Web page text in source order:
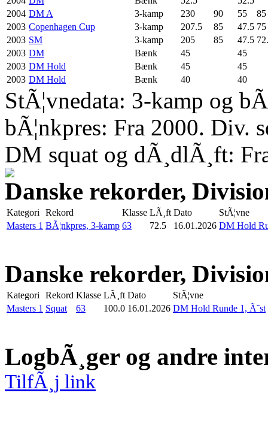
2004 DM A 3-kamp 230 90 55
85
2003 Copenhagen Cup 3-kamp 207.5 85 47.5 75
2003 SM 3-kamp 205 85 47.5
2003 DM Bænk 45
45
2003 DM Hold Bænk 45
45
2003 DM Hold Bænk 40 40
StÃ¦vnedata: 3-kamp og
bÃ¦nkpres: Fra 2000. Div.
DM squat og dÃ¸dlÃ¸ft:
Danske rekorder,
Kategori Rekord Klasse LÃ¸ft Dato
StÃ¦vne
Masters 1 BÃ¦nkpres, 3-kamp 63 72.5 16.01.2026 DM Hold
Danske rekorder,
Kategori Rekord Klasse LÃ¸ft Dato
StÃ¦vne
Masters 1 Squat 63 100.0 16.01.2026 DM Hold Runde 1, Ã˜st
LogbÃ¸ger og andre
TilfÃ¸j link